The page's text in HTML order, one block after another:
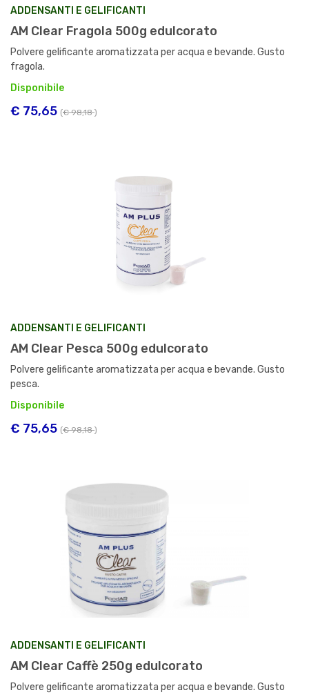
ADDENSANTI E GELIFICANTI
AM Clear Fragola 500g edulcorato
Polvere gelificante aromatizzata per acqua e bevande. Gusto
fragola.
Disponibile
€ 75,65 (€ 98,18)
ADDENSANTI E GELIFICANTI
AM Clear Pesca 500g edulcorato
Polvere gelificante aromatizzata per acqua e bevande. Gusto
pesca.
Disponibile
€ 75,65 (€ 98,18)
ADDENSANTI E GELIFICANTI
AM Clear Caffè 250g edulcorato
Polvere gelificante aromatizzata per acqua e bevande. Gusto